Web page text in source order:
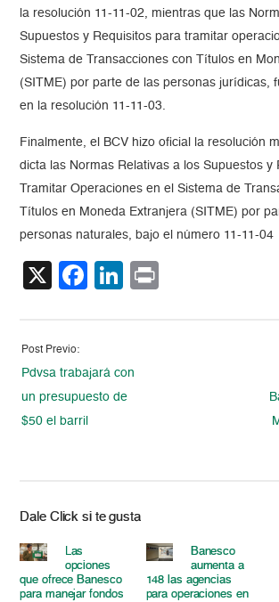
la resolución 11-11-02, mientras que las
Supuestos y Requisitos para tramitar
Sistema de Transacciones con Títulos en
(SITME) por parte de las personas jurídicas,
en la resolución 11-11-03.
Finalmente, el BCV hizo oficial la resolución
dicta las Normas Relativas a los Supuestos y
Tramitar Operaciones en el Sistema de
Títulos en Moneda Extranjera (SITME) por
personas naturales, bajo el número 11-11-04
X Facebook
LinkedIn
Post Previo:
Pdvsa trabajará con
un presupuesto de
$50 el barril
Dale Click si te gusta
Las
opciones
que ofrece Banesco
para manejar fondos
Banesco
aumenta a
148 las agencias
para operaciones en